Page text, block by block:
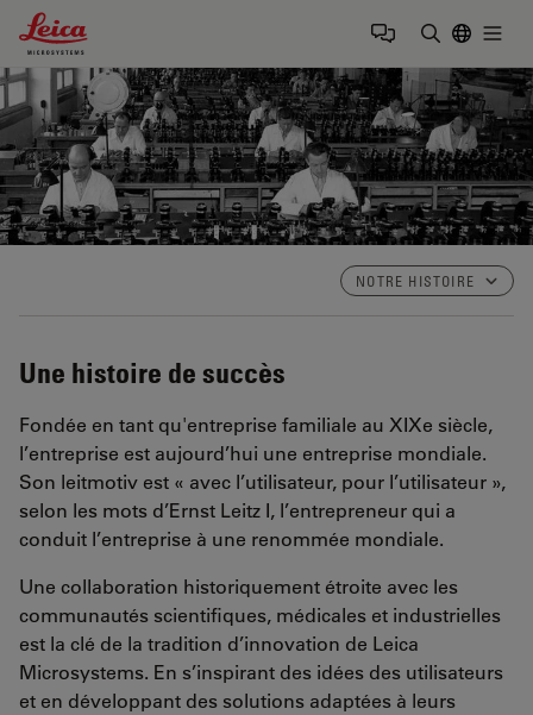
Leica Microsystems Logo
NOTRE HISTOIRE
Une histoire de succès
Fondée en tant qu'entreprise familiale au XIXe siècle,
l’entreprise est aujourd’hui une entreprise mondiale.
Son leitmotiv est « avec l’utilisateur, pour l’utilisateur »,
selon les mots d’Ernst Leitz I, l’entrepreneur qui a
conduit l’entreprise à une renommée mondiale.
Une collaboration historiquement étroite avec les
communautés scientifiques, médicales et industrielles
est la clé de la tradition d’innovation de Leica
Microsystems. En s’inspirant des idées des utilisateurs
et en développant des solutions adaptées à leurs